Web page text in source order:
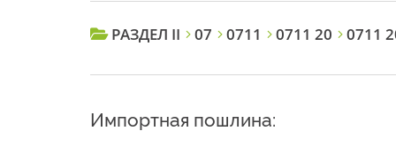
РАЗДЕЛ II 07 0711 0711 20 0711
Импортная пошлина: